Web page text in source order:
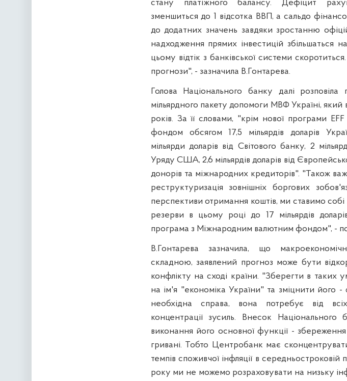
стану платіжного балансу. Дефіцит
зменшиться до 1 відсотка ВВП, а сальдо
до додатних значень завдяки зростанню
надходження прямих інвестицій збільшаться
цьому відтік з банківської системи
прогнози", - зазначила В.Гонтарева.
Голова Національного банку далі
мільярдного пакету допомоги МВФ Україні,
років. За її словами, "крім нової програми
фондом обсягом 17,5 мільярдів доларів
мільярди доларів від Світового банку, 2
Уряду США, 2,6 мільярдів доларів від
донорів та міжнародних кредиторів". "Також
реструктуризація зовнішніх боргових
перспективи отримання коштів, ми ставимо
резерви в цьому році до 17 мільярдів
програма з Міжнародним валютним фондом", -
В.Гонтарева зазначила, що
складною, заявлений прогноз може бути
конфлікту на сході країни. "Зберегти в таких
на ім'я "економіка України" та зміцнити його
необхідна справа, вона потребує від
концентрації зусиль. Внесок
виконання його основної функції - збереження
гривані. Тобто Центробанк має
темпів споживчої інфляції в
року ми не можемо розраховувати на низьку